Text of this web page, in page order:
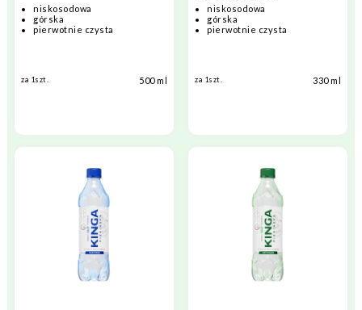
niskosodowa
górska
pierwotnie czysta
za 1szt. 500 ml
niskosodowa
górska
pierwotnie czysta
za 1szt. 330 ml